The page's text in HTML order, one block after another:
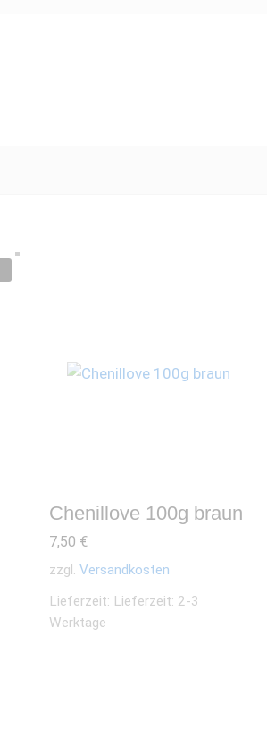
Chenillove 100g braun
7,50 €
zzgl.Versandkosten
Lieferzeit: Lieferzeit: 2-3
Werktage